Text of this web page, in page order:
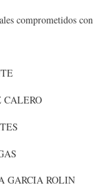
comprometidos
CALERO
GARCIA ROLIN